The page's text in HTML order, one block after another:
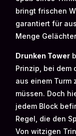
bringt frischen
garantiert für
Menge
Drunken Tower
Prinzip, bei dem
aus einem
müssen. Doch
jedem Block
Regel, die den
Von witzigen